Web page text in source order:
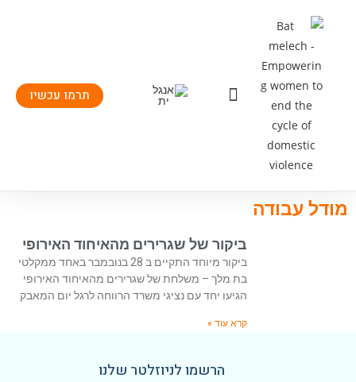
תרמו עכשיו
מודל עבודה
ביקור של שגרירים מהאיחוד האירופי
ביקור מיוחד התקיים ב 28 בנובמבר באחד ממקלטי
בת מלך – משלחת של שגרירים מהאיחוד האירופי
הגיעו יחד עם נציגי משרד הרווחה לרגל יום המאבק
קרא עוד »
הרשמו לניוזלטר שלנו